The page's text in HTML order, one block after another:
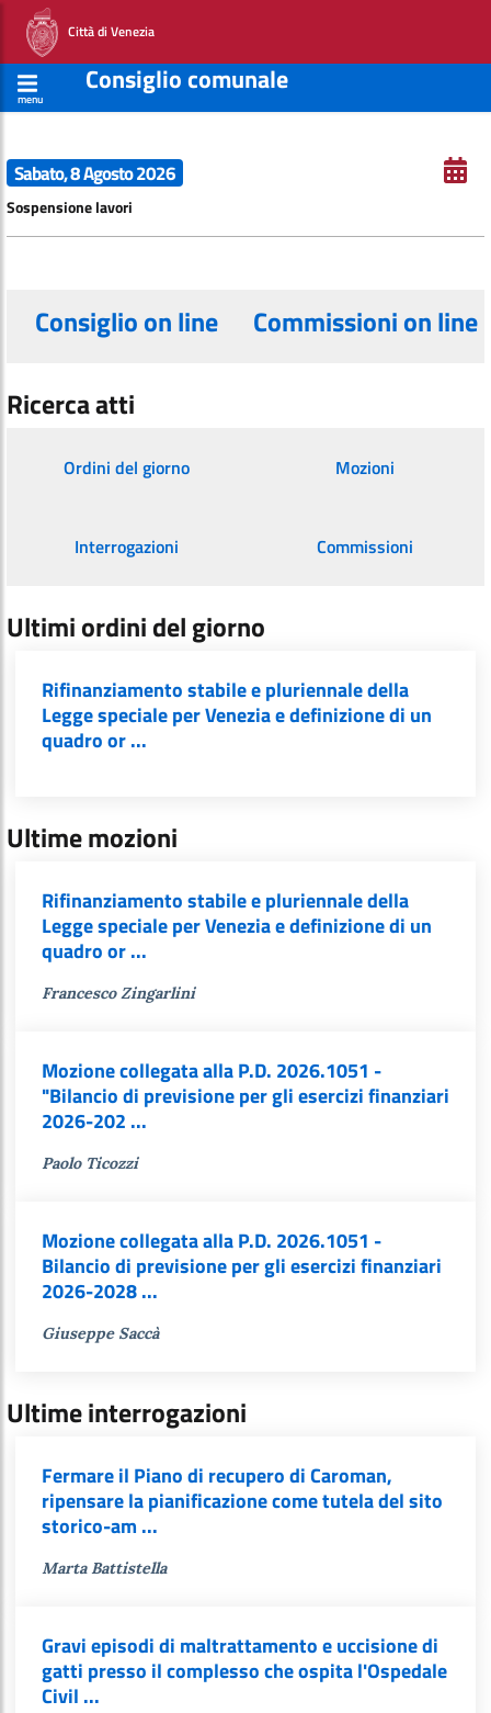
Città di Venezia
menu
Consiglio comunale
Sabato, 8 Agosto 2026
Sospensione lavori
Consiglio on line Commissioni on line
Ricerca atti
Ordini del giorno Mozioni
Interrogazioni Commissioni
Ultimi ordini del giorno
Rifinanziamento stabile e pluriennale della
Legge speciale per Venezia e definizione di un
quadro or ...
Ultime mozioni
Rifinanziamento stabile e pluriennale della
Legge speciale per Venezia e definizione di un
quadro or ...
Francesco Zingarlini
Mozione collegata alla P.D. 2026.1051 -
"Bilancio di previsione per gli esercizi finanziari
2026-202 ...
Paolo Ticozzi
Mozione collegata alla P.D. 2026.1051 -
Bilancio di previsione per gli esercizi finanziari
2026-2028 ...
Giuseppe Saccà
Ultime interrogazioni
Fermare il Piano di recupero di Caroman,
ripensare la pianificazione come tutela del sito
storico-am ...
Marta Battistella
Gravi episodi di maltrattamento e uccisione di
gatti presso il complesso che ospita l'Ospedale
Civil ...